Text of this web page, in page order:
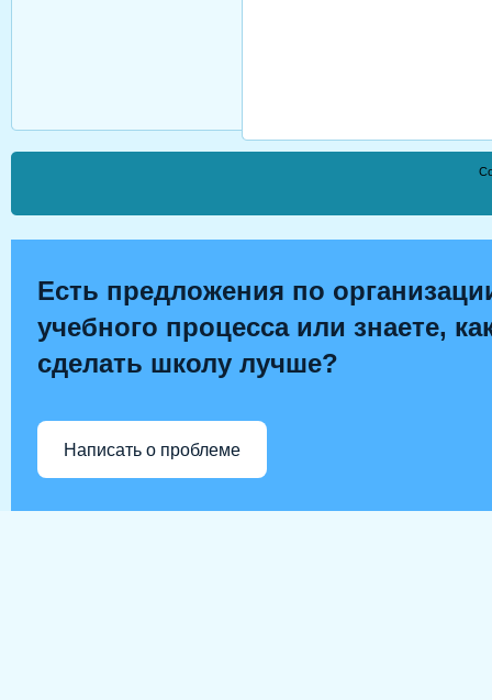
Есть предложения по
учебного процесса или знаете,
сделать школу лучше?
Написать о проблеме